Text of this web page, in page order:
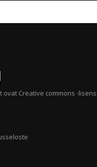
ovat Creative commons -